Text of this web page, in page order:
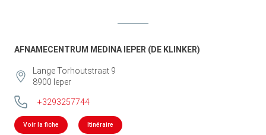
AFNAMECENTRUM MEDINA IEPER (DE KLINKER)
Lange Torhoutstraat 9
8900 Ieper
+3293257744
Voir la fiche Itinéraire